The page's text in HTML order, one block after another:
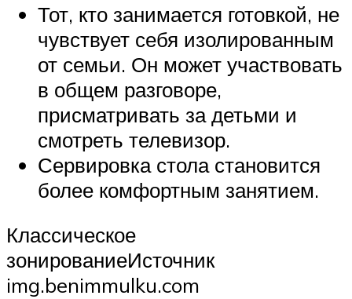
Тот, кто занимается готовкой, не
чувствует себя изолированным
от семьи. Он может участвовать
в общем разговоре,
присматривать за детьми и
смотреть телевизор.
Сервировка стола становится
более комфортным занятием.
Классическое
зонированиеИсточник
img.benimmulku.com